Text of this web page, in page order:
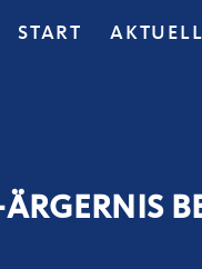
START